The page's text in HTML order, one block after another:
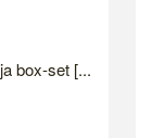
box-set [...